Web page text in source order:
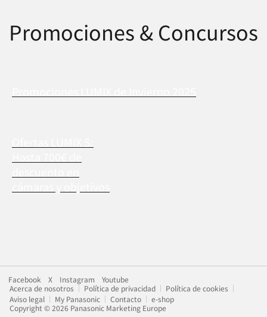
Promociones & Concursos
Facebook X Instagram
Youtube
Acerca de nosotros
Política de privacidad
Política de cookies
Aviso legal
My Panasonic Contacto
e-shop
Copyright © 2026 Panasonic Marketing Europe